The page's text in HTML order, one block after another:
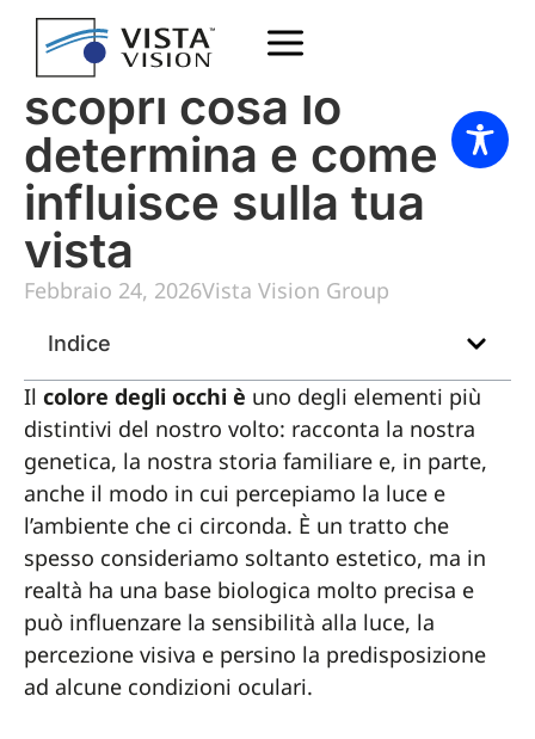
Colore degli occhi:
scopri cosa lo
determina e come
influisce sulla tua
vista
Febbraio 24, 2026Vista Vision Group
Indice
Il colore degli occhi è uno degli elementi più
distintivi del nostro volto: racconta la nostra
genetica, la nostra storia familiare e, in parte,
anche il modo in cui percepiamo la luce e
l’ambiente che ci circonda. È un tratto che
spesso consideriamo soltanto estetico, ma in
realtà ha una base biologica molto precisa e
può influenzare la sensibilità alla luce, la
percezione visiva e persino la predisposizione
ad alcune condizioni oculari.